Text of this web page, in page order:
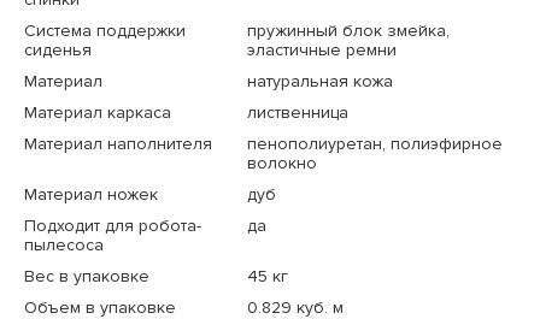
Система поддержки
сиденья
пружинный блок змейка,
эластичные ремни
Материал
натуральная кожа
Материал каркаса
лиственница
Материал наполнителя
пенополиуретан, полиэфирное
волокно
Материал ножек
дуб
Подходит для робота-
пылесоса
да
Вес в упаковке
45 кг
Объем в упаковке
0.829 куб. м